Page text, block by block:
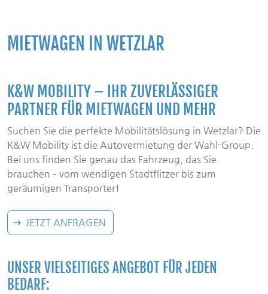
MIETWAGEN IN WETZLAR
K&W MOBILITY – IHR ZUVERLÄSSIGER
PARTNER FÜR MIETWAGEN UND MEHR
Suchen Sie die perfekte Mobilitätslösung in Wetzlar? Die
K&W Mobility ist die Autovermietung der Wahl-Group.
Bei uns finden Sie genau das Fahrzeug, das Sie
brauchen – vom wendigen Stadtflitzer bis zum
geräumigen Transporter!
JETZT ANFRAGEN
UNSER VIELSEITIGES ANGEBOT FÜR JEDEN
BEDARF: